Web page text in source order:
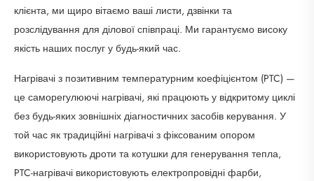
клієнта, ми щиро вітаємо ваші листи, дзвінки та
розслідування для ділової співпраці. Ми гарантуємо високу
якість наших послуг у будь-який час.
Нагрівачі з позитивним температурним коефіцієнтом (PTC) —
це саморегулюючі нагрівачі, які працюють у відкритому циклі
без будь-яких зовнішніх діагностичних засобів керування. У
той час як традиційні нагрівачі з фіксованим опором
використовують дроти та котушки для генерування тепла,
PTC-нагрівачі використовують електропровідні фарби,